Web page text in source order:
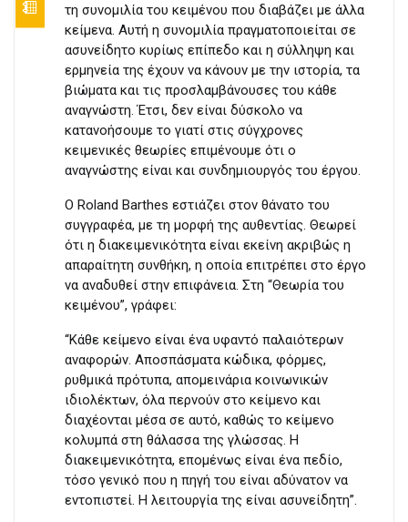
τη συνομιλία του κειμένου που διαβάζει με άλλα
κείμενα. Αυτή η συνομιλία πραγματοποιείται σε
ασυνείδητο κυρίως επίπεδο και η σύλληψη και
ερμηνεία της έχουν να κάνουν με την ιστορία, τα
βιώματα και τις προσλαμβάνουσες του κάθε
αναγνώστη. Έτσι, δεν είναι δύσκολο να
κατανοήσουμε το γιατί στις σύγχρονες
κειμενικές θεωρίες επιμένουμε ότι ο
αναγνώστης είναι και συνδημιουργός του έργου.
Ο Roland Barthes εστιάζει στον θάνατο του
συγγραφέα, με τη μορφή της αυθεντίας. Θεωρεί
ότι η διακειμενικότητα είναι εκείνη ακριβώς η
απαραίτητη συνθήκη, η οποία επιτρέπει στο έργο
να αναδυθεί στην επιφάνεια. Στη “Θεωρία του
κειμένου”, γράφει:
“Κάθε κείμενο είναι ένα υφαντό παλαιότερων
αναφορών. Αποσπάσματα κώδικα, φόρμες,
ρυθμικά πρότυπα, απομεινάρια κοινωνικών
ιδιολέκτων, όλα περνούν στο κείμενο και
διαχέονται μέσα σε αυτό, καθώς το κείμενο
κολυμπά στη θάλασσα της γλώσσας. Η
διακειμενικότητα, επομένως είναι ένα πεδίο,
τόσο γενικό που η πηγή του είναι αδύνατον να
εντοπιστεί. Η λειτουργία της είναι ασυνείδητη”.